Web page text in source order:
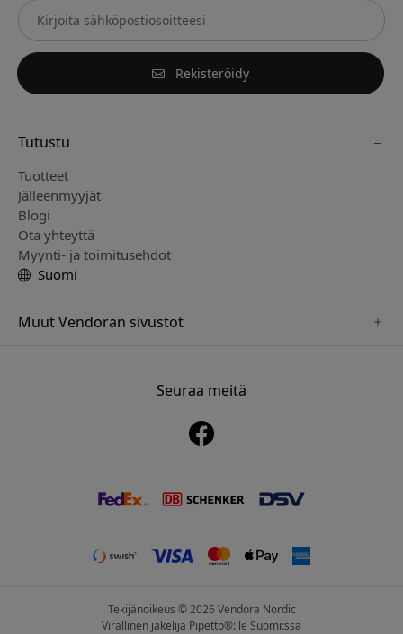
Rekisteröidy
Tutustu
Tuotteet
Jälleenmyyjät
Blogi
Ota yhteyttä
Myynti- ja toimitusehdot
Suomi
Muut Vendoran sivustot
Seuraa meitä
Tekijänoikeus © 2026 Vendora Nordic
Virallinen jakelija Pipetto®:lle Suomi:ssa